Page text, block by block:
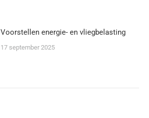
Voorstellen energie- en vliegbelasting
17 september 2025